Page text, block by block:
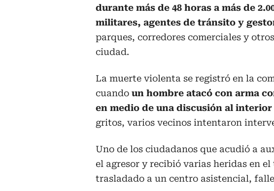
durante más de 48 horas a más de
militares, agentes de tránsito y
parques, corredores comerciales y
ciudad.
La muerte violenta se registró en la
cuando un hombre atacó con arma
en medio de una discusión al
gritos, varios vecinos intentaron
Uno de los ciudadanos que acudió a
el agresor y recibió varias heridas en
trasladado a un centro asistencial,